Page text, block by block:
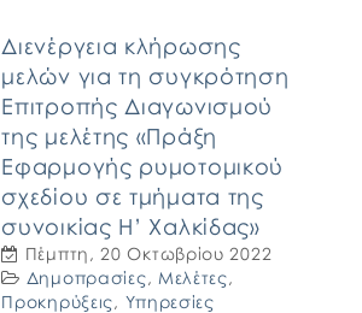
Διενέργεια κλήρωσης
μελών για τη συγκρότηση
Επιτροπής Διαγωνισμού
της μελέτης «Πράξη
Εφαρμογής ρυμοτομικού
σχεδίου σε τμήματα της
συνοικίας Η’ Χαλκίδας»
Πέμπτη, 20 Οκτωβρίου 2022
Δημοπρασίες, Μελέτες,
Προκηρύξεις, Υπηρεσίες